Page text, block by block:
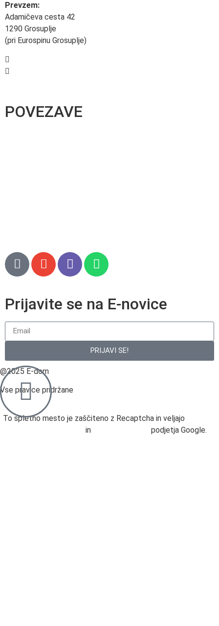
Prevzem:
Adamičeva cesta 42
1290 Grosuplje
(pri Eurospinu Grosuplje)
POVEZAVE
Prijavite se na E-novice
PRIJAVI SE!
@2025 E-dom
Vse pravice pridržane
To spletno mesto je zaščiteno z Recaptcha in veljajo
in podjetja Google.